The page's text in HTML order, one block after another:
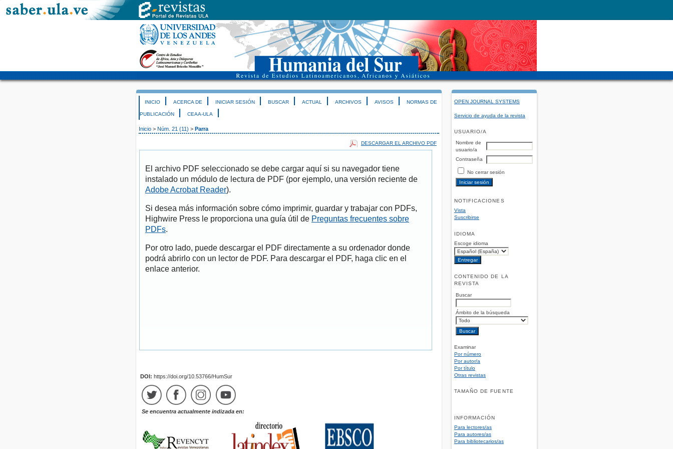
OPEN JOURNAL SYSTEMS
Servicio de ayuda de la revista
USUARIO/A
Nombre de
usuario/a
Contraseña
No cerrar sesión
NOTIFICACIONES
Vista
Suscribirse
IDIOMA
Escoge idioma
CONTENIDO DE LA
REVISTA
Buscar
Ámbito de la búsqueda
Examinar
Por número
Por autor/a
Por título
Otras revistas
TAMAÑO DE FUENTE
INFORMACIÓN
Para lectores/as
Para autores/as
Para bibliotecarios/as
INICIO ACERCA DE INICIAR SESIÓN BUSCAR ACTUAL ARCHIVOS AVISOS NORMAS DE
PUBLICACIÓN CEAA-ULA
Inicio > Núm. 21 (11) > Parra
DESCARGAR EL ARCHIVO PDF
El archivo PDF seleccionado se debe cargar aquí si su navegador tiene
instalado un módulo de lectura de PDF (por ejemplo, una versión reciente de
Adobe Acrobat Reader).
Si desea más información sobre cómo imprimir, guardar y trabajar con PDFs,
Highwire Press le proporciona una guía útil de Preguntas frecuentes sobre
PDFs.
Por otro lado, puede descargar el PDF directamente a su ordenador donde
podrá abrirlo con un lector de PDF. Para descargar el PDF, haga clic en el
enlace anterior.
DOI: https://doi.org/10.53766/HumSur
Se encuentra actualmente indizada en: